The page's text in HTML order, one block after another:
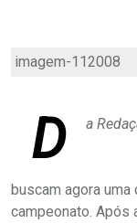
imagem-112008
D a
buscam agora
campeonato. Após